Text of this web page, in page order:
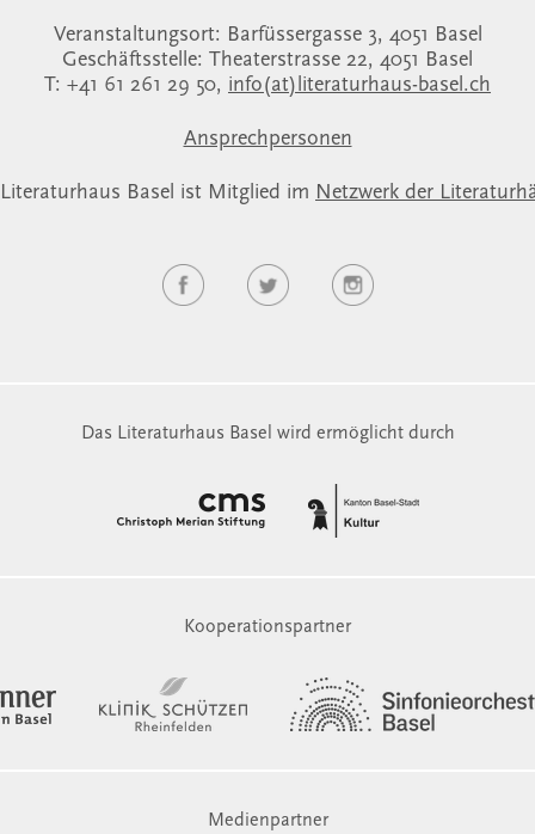
Veranstaltungsort: Barfüssergasse 3, 4051 Basel
Geschäftsstelle: Theaterstrasse 22, 4051 Basel
T: +41 61 261 29 50, info(at)literaturhaus-basel.ch
Ansprechpersonen
Basel ist Mitglied im Netzwerk der
Das Literaturhaus Basel wird ermöglicht durch
Kooperationspartner
Medienpartner